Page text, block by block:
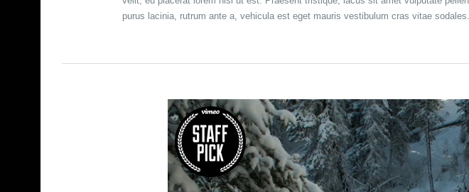
purus lacinia, rutrum ante a, vehicula est eget mauris vestibulum cras vitae sodales.